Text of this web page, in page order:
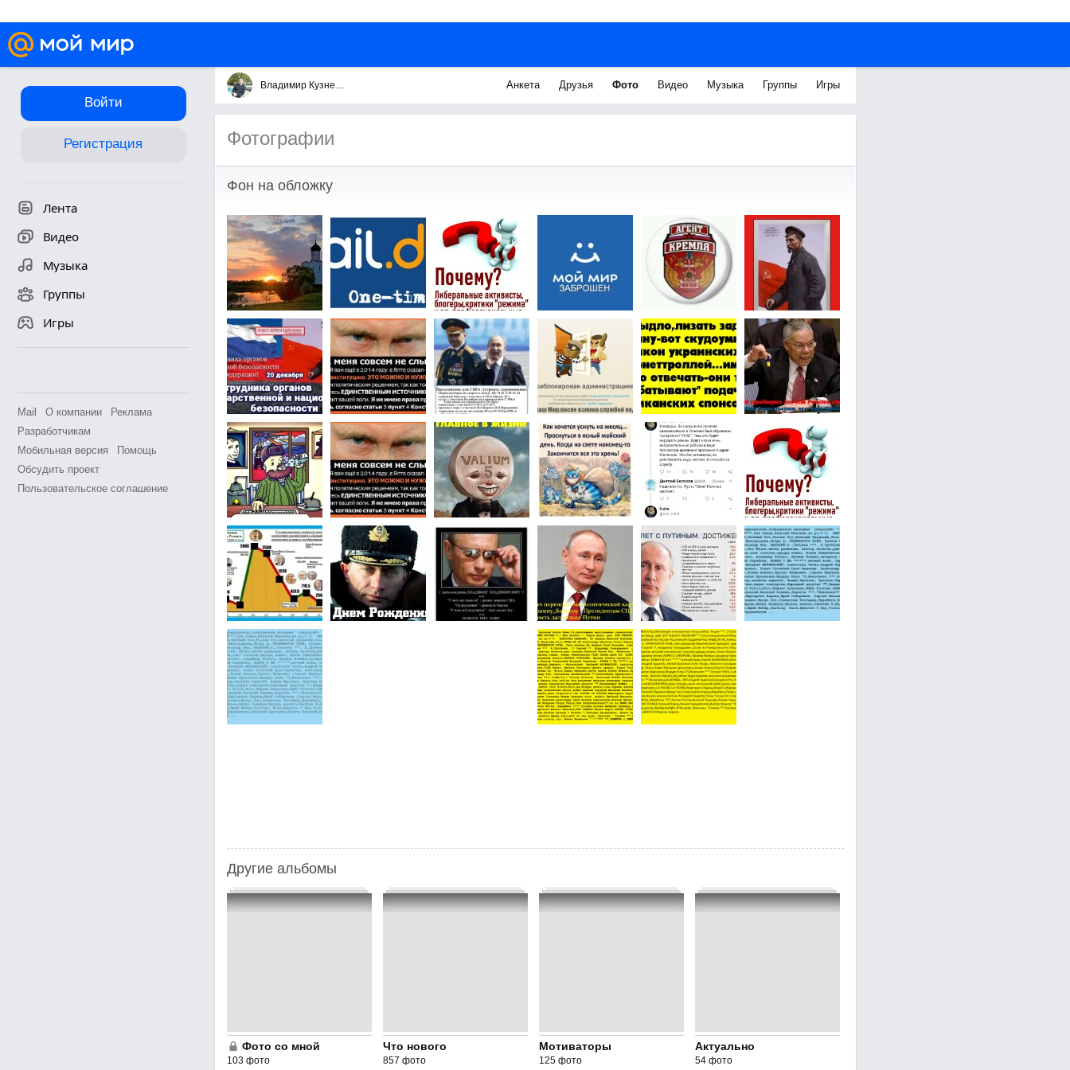
Войти
Регистрация
Лента
Видео
Музыка
Группы
Игры
Mail О компании
Реклама
Разработчикам
Мобильная версия
Помощь
Обсудить проект
Пользовательское соглашение
Владимир Кузнецов Анкета Друзья Фото Видео Музыка Группы Игры
Фотографии
Фон на обложку
Другие альбомы
Фото со мной
103 фото
Что нового
857 фото
Мотиваторы
125 фото
Актуально
54 фото